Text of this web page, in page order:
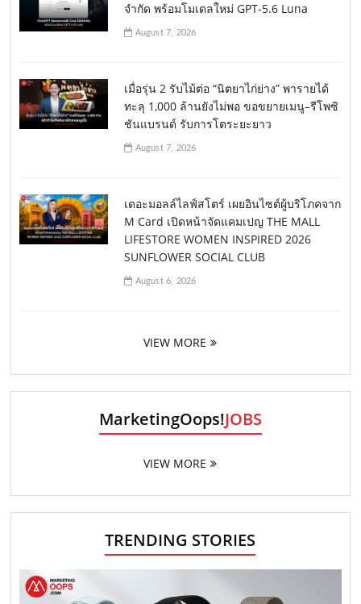
จำกัด พร้อมโมเดลใหม่ GPT-5.6 Luna
August 7, 2026
เมื่อรุ่น 2 รับไม้ต่อ “นิตยาไก่ย่าง” พารายได้
ทะลุ 1,000 ล้านยังไม่พอ ขอขยายเมนู–รีโพซิ
ชันแบรนด์ รับการโตระยะยาว
August 7, 2026
เดอะมอลล์ไลฟ์สโตร์ เผยอินไซต์ผู้บริโภคจาก
M Card เปิดหน้าจัดแคมเปญ THE MALL
LIFESTORE WOMEN INSPIRED 2026
SUNFLOWER SOCIAL CLUB
August 6, 2026
VIEW MORE
MarketingOops!JOBS
VIEW MORE
TRENDING STORIES